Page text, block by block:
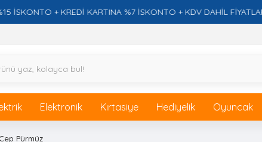
+ KREDİ KARTINA %7 İSKONTO + KDV DAHİL FİYATLARLA
Elektronik Kırtasiye Hediyelik Oyuncak
Pürmüz